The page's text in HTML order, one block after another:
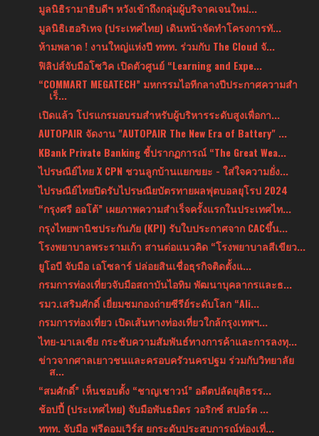
มูลนิธิรามาธิบดีฯ หวังเข้าถึงกลุ่มผู้บริจาคเจนใหม่...
มูลนิธิเฮอริเทจ (ประเทศไทย) เดินหน้าจัดทำโครงการทั...
ห้ามพลาด ! งานใหญ่แห่งปี ททท. ร่วมกับ The Cloud จั...
ฟิลิปส์จับมือโซวิค เปิดตัวศูนย์ “Learning and Expe...
“COMMART MEGATECH” มหกรรมไอทีกลางปีประกาศความสำ
เร็...
เปิดแล้ว โปรแกรมอบรมสำหรับผู้บริหารระดับสูงเพื่อกา...
AUTOPAIR จัดงาน "AUTOPAIR The New Era of Battery" ...
KBank Private Banking ชี้ปรากฏการณ์ “The Great Wea...
ไปรษณีย์ไทย X CPN ชวนลูกบ้านแยกขยะ - ใส่ใจความยั่ง...
ไปรษณีย์ไทยปิดรับไปรษณียบัตรทายผลฟุตบอลยุโรป 2024
“กรุงศรี ออโต้” เผยภาพความสำเร็จครั้งแรกในประเทศไท...
กรุงไทยพานิชประกันภัย (KPI) รับใบประกาศจาก CACขึ้น...
โรงพยาบาลพระรามเก้า สานต่อแนวคิด “โรงพยาบาลสีเขียว...
ยูโอบี จับมือ เอโซลาร์ ปล่อยสินเชื่อธุรกิจติดตั้งแ...
กรมการท่องเที่ยวจับมือสถาบันไอทิม พัฒนาบุคลากรและธ...
รมว.เสริมศักดิ์ เยี่ยมชมกองถ่ายซีรีย์ระดับโลก “Ali...
กรมการท่องเที่ยว เปิดเส้นทางท่องเที่ยวใกล้กรุงเทพฯ...
ไทย-มาเลเซีย กระชับความสัมพันธ์ทางการค้าและการลงทุ...
ข่าวจากศาลเยาวชนและครอบครัวนครปฐม ร่วมกับวิทยาลัย
ส...
“สมศักดิ์” เห็นชอบตั้ง “ชาญเชาวน์” อดีตปลัดยุติธรร...
ช้อปปี้ (ประเทศไทย) จับมือพันธมิตร วอริกซ์ สปอร์ต ...
ททท. จับมือ ฟรีดอมเวิร์ส ยกระดับประสบการณ์ท่องเที่...